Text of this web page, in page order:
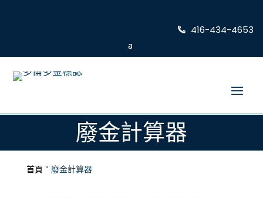
416-434-4653
廢金計算器
首頁 " 廢金計算器